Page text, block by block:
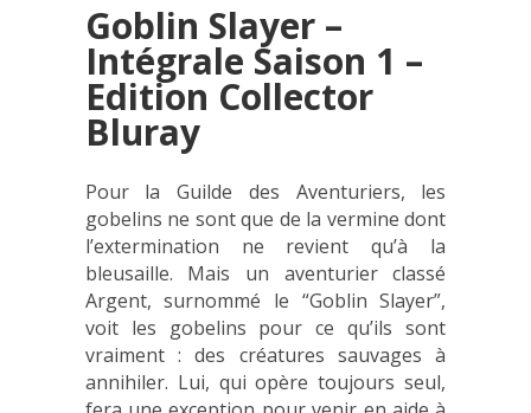
Goblin Slayer –
Intégrale Saison 1 –
Edition Collector
Bluray
Pour la Guilde des Aventuriers, les
gobelins ne sont que de la vermine dont
l’extermination ne revient qu’à la
bleusaille. Mais un aventurier classé
Argent, surnommé le “Goblin Slayer”,
voit les gobelins pour ce qu’ils sont
vraiment : des créatures sauvages à
annihiler. Lui, qui opère toujours seul,